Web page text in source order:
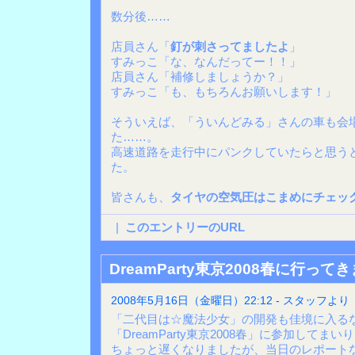
数分後……
店員さん「釘が刺さってましたよ 」
すみっこ「な、なんだってー！！」
店員さん「補修しましょうか？」
すみっこ「も、もちろんお願いします！」
そういえば、「ういんどみる」さんの車も会
た……。
高速道路を走行中にパンクしていたらと思
た。
皆さんも、 タイヤの空気圧はこまめにチェッ
| このエントリーのURL
DreamParty東京2008春に行ってき
2008年5月16日（金曜日）22:12 - スタッフより
「二代目は☆魔法少女」の開発も佳境に入る
「DreamParty東京2008春」に参加してまい
ちょっと遅くなりましたが、当日のレポート